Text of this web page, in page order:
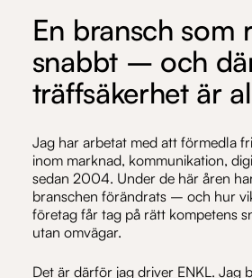
En bransch som
snabbt – och
träffsäkerhet är
Jag har arbetat med att förmedla
inom marknad, kommunikation,
sedan 2004. Under de här åren
branschen förändrats – och hur
företag får tag på rätt kompetens
utan omvägar.
Det är därför jag driver ENKL. Jag